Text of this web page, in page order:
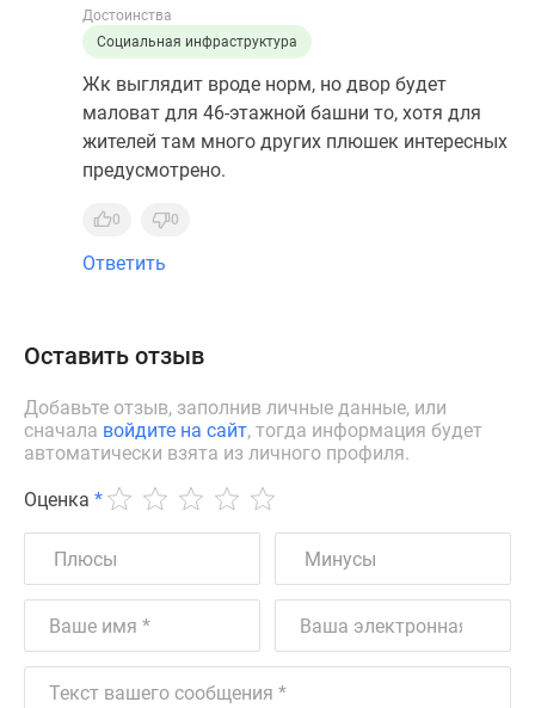
Достоинства
Социальная инфраструктура
Жк выглядит вроде норм, но двор будет
маловат для 46-этажной башни то, хотя для
жителей там много других плюшек интересных
предусмотрено.
0 0
Ответить
Оставить отзыв
Добавьте отзыв, заполнив личные данные, или
сначала войдите на сайт, тогда информация будет
автоматически взята из личного профиля.
Оценка *